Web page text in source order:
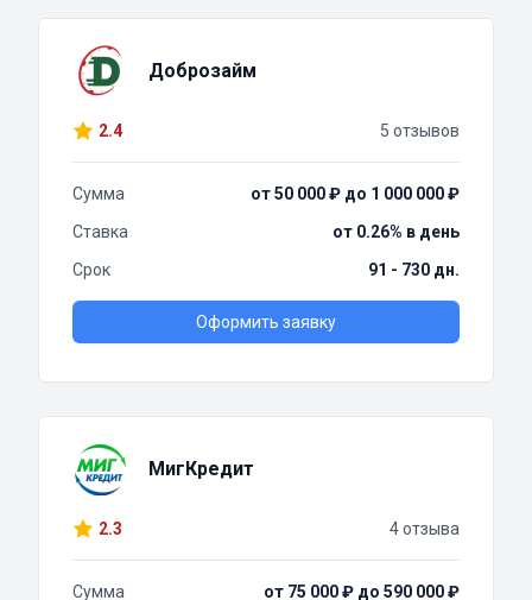
Доброзайм
2.4 5 отзывов
Сумма
от 50 000 ₽ до 1 000 000 ₽
Ставка
от 0.26% в день
Срок
91 - 730 дн.
Оформить заявку
МигКредит
2.3 4 отзыва
Сумма от 75 000 ₽ до 590 000 ₽